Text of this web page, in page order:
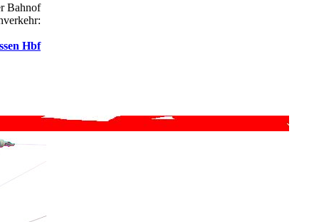
Bahnof
Hbf